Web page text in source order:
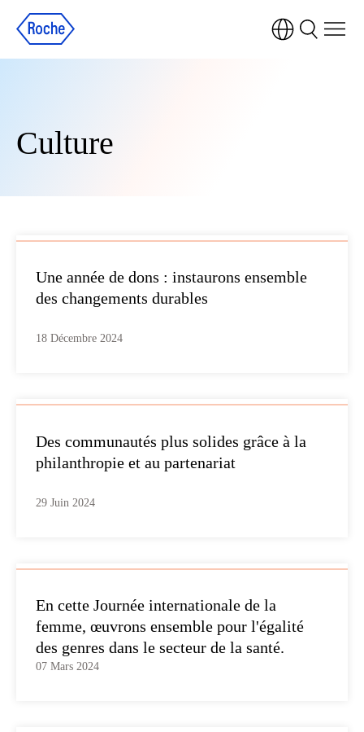
Culture
Une année de dons : instaurons ensemble
des changements durables
18 Décembre 2024
Des communautés plus solides grâce à la
philanthropie et au partenariat
29 Juin 2024
En cette Journée internationale de la
femme, œuvrons ensemble pour l'égalité
des genres dans le secteur de la santé.
07 Mars 2024